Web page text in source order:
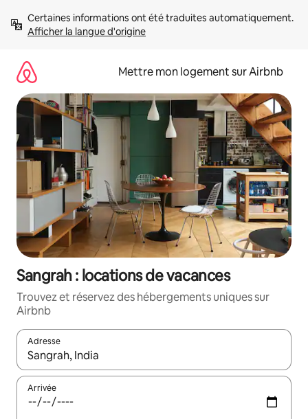
directement
Afficher la langue d'origine
Mettre mon logement sur Airbnb
Sangrah : locations de vacances
Trouvez et réservez des hébergements uniques sur
Airbnb
Adresse
Lorsque les résultats s'affichent, utilisez les flèches vers le
Arrivée